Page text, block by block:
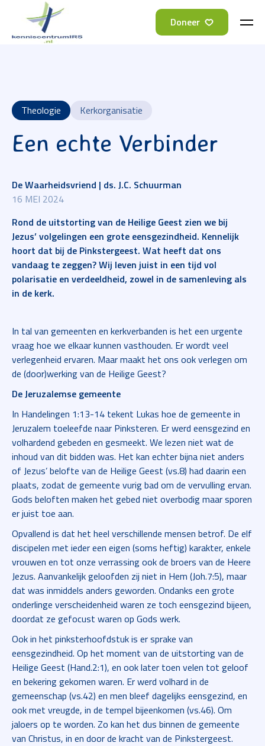
Doneer
Theologie Kerkorganisatie
Een echte Verbinder
De Waarheidsvriend | ds. J.C. Schuurman
16 MEI 2024
Rond de uitstorting van de Heilige Geest zien we bij
Jezus’ volgelingen een grote eensgezindheid. Kennelijk
hoort dat bij de Pinkstergeest. Wat heeft dat ons
vandaag te zeggen? Wij leven juist in een tijd vol
polarisatie en verdeeldheid, zowel in de samenleving als
in de kerk.
In tal van gemeenten en kerkverbanden is het een urgente
vraag hoe we elkaar kunnen vasthouden. Er wordt veel
verlegenheid ervaren. Maar maakt het ons ook verlegen om
de (door)werking van de Heilige Geest?
De Jeruzalemse gemeente
In Handelingen 1:13-14 tekent Lukas hoe de gemeente in
Jeruzalem toeleefde naar Pinksteren. Er werd eensgezind en
volhardend gebeden en gesmeekt. We lezen niet wat de
inhoud van dit bidden was. Het kan echter bijna niet anders
of Jezus’ belofte van de Heilige Geest (vs.8) had daarin een
plaats, zodat de gemeente vurig bad om de vervulling ervan.
Gods beloften maken het gebed niet overbodig maar sporen
er juist toe aan.
Opvallend is dat het heel verschillende mensen betrof. De elf
discipelen met ieder een eigen (soms heftig) karakter, enkele
vrouwen en tot onze verrassing ook de broers van de Heere
Jezus. Aanvankelijk geloofden zij niet in Hem (Joh.7:5), maar
dat was inmiddels anders geworden. Ondanks een grote
onderlinge verscheidenheid waren ze toch eensgezind bijeen,
doordat ze gefocust waren op Gods werk.
Ook in het pinksterhoofdstuk is er sprake van
eensgezindheid. Op het moment van de uitstorting van de
Heilige Geest (Hand.2:1), en ook later toen velen tot geloof
en bekering gekomen waren. Er werd volhard in de
gemeenschap (vs.42) en men bleef dagelijks eensgezind, en
ook met vreugde, in de tempel bijeenkomen (vs.46). Om
jaloers op te worden. Zo kan het dus binnen de gemeente
van Christus, in en door de kracht van de Pinkstergeest.